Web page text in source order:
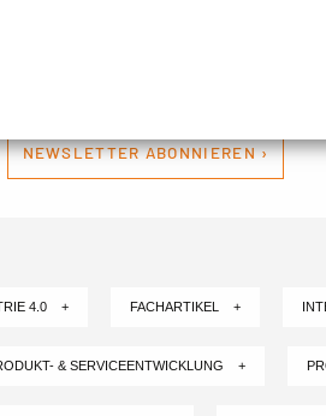
NEWSLETTER ABONNIEREN ›
4.0 + FACHARTIKEL +
& SERVICEENTWICKLUNG +